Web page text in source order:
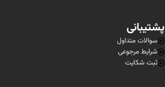
پشتیبانی
سوالات متداول
شرایط مرجوعی
ثبت شکایت